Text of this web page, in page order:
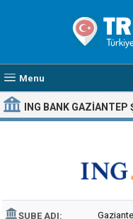
Menu
ING BANK GAZIANTEP
ŞUBE ADI: